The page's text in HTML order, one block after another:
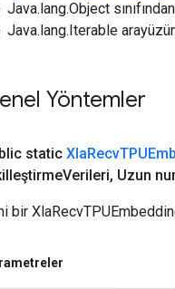
Java.lang.Object sınıfından
Java.lang.Iterable
Yöntemler
static XlaRecv
Verileri, Uzun
bir